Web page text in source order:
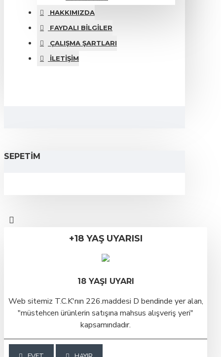
HAKKIMIZDA
FAYDALI BILGILER
ÇALIŞMA ŞARTLARI
İLETIŞIM
SEPETIM
+18 YAŞ UYARISI
18 YAŞI UYARI
Web sitemiz T.C.K'nın 226.maddesi D bendinde yer alan,
"müstehcen ürünlerin satışına mahsus alışveriş yeri"
kapsamındadır.